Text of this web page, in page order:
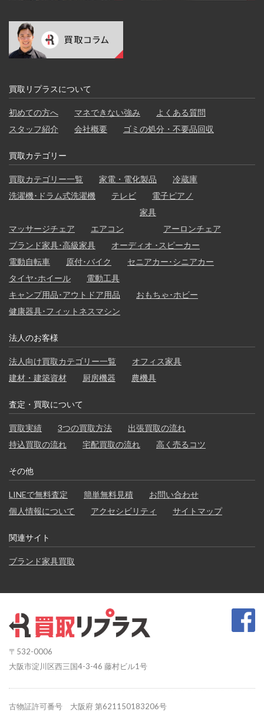
買取リプラスについて
初めての方へ マネできない強み
よくある質問
スタッフ紹介
会社概要 ゴミの処分・不要品回収
買取カテゴリー
買取カテゴリー一覧 家電・電化製品
冷蔵庫
洗濯機･ドラム式洗濯機
テレビ 電子ピアノ
マッサージチェア エアコン
家具
アーロンチェア
ブランド家具･高級家具
オーディオ ･スピーカー
電動自転車
原付･バイク
セニアカー･シニアカー
タイヤ･ホイール
電動工具
キャンプ用品･アウトドア用品
おもちゃ･ホビー
健康器具･フィットネスマシン
法人のお客様
法人向け買取カテゴリー一覧
オフィス家具
建材・建築資材
厨房機器 農機具
査定・買取について
買取実績 3つの買取方法
出張買取の流れ
持込買取の流れ
宅配買取の流れ 高く売るコツ
その他
LINEで無料査定 簡単無料見積
お問い合わせ
個人情報について
アクセシビリティ サイトマップ
関連サイト
ブランド家具買取
〒532-0006
大阪市淀川区西三国4-3-46 藤村ビル1号
古物証許可番号 大阪府 第621150183206号